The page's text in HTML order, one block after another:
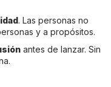
. Las personas no
y a propósitos.
antes de lanzar. Sin